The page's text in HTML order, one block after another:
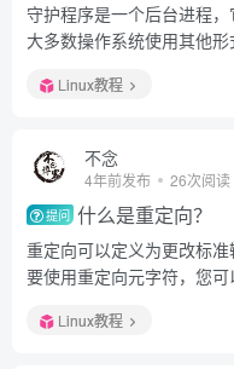
守护程序是一个后台进程，
大多数操作系统使用其他形
Linux教程
不念
4年前发布 26次阅读
提问 什么是重定向？
重定向可以定义为更改标准
要使用重定向元字符，您可
Linux教程